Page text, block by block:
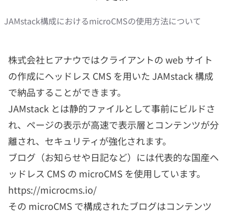
JAMstack構成におけるmicroCMSの使用方法について
株式会社ヒアナウではクライアントの web サイト
の作成にヘッドレス CMS を用いた JAMstack 構成
で納品することができます。
JAMstack とは静的ファイルとして事前にビルドさ
れ、ページの表示が高速で表示層とコンテンツが分
離され、セキュリティが強化されます。
ブログ（お知らせや日記など）には代表的な国産ヘ
ッドレス CMS の microCMS を使用しています。
https://microcms.io/
その microCMS で構成されたブログはコンテンツ